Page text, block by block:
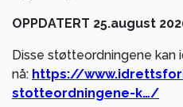
OPPDATERT 25.august
Disse støtteordningene kan
nå: https://
stotteordningene-k…/